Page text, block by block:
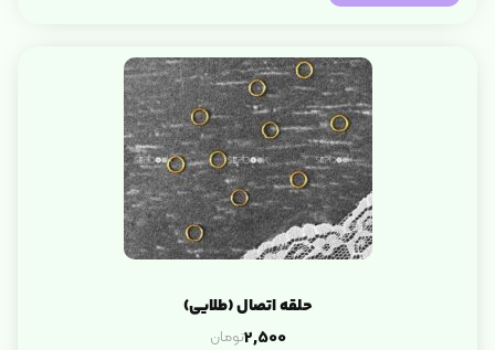
حلقه اتصال (طلایی)
2,500تومان